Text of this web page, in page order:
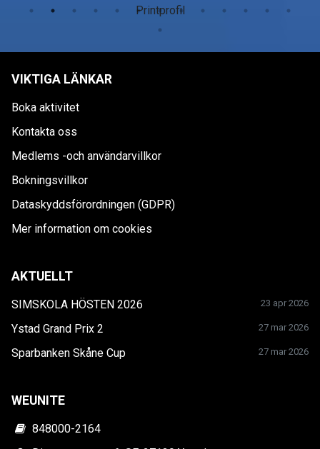
Printprofil
VIKTIGA LÄNKAR
Boka aktivitet
Kontakta oss
Medlems -och användarvillkor
Bokningsvillkor
Dataskyddsförordningen (GDPR)
Mer information om cookies
AKTUELLT
SIMSKOLA HÖSTEN 2026 23 apr 2026
Ystad Grand Prix 2 27 mar 2026
Sparbanken Skåne Cup 27 mar 2026
WEUNITE
848000-2164